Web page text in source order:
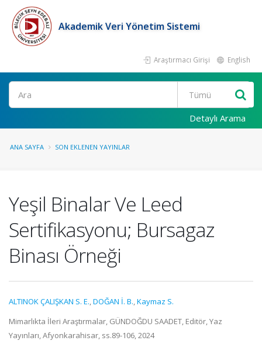
Akademik Veri Yönetim Sistemi
Araştırmacı Girişi English
Ara
Detaylı Arama
ANA SAYFA SON EKLENEN YAYINLAR
Yeşil Binalar Ve Leed
Sertifikasyonu; Bursagaz
Binası Örneği
ALTINOK ÇALIŞKAN S. E.,DOĞAN İ. B.,Kaymaz S.
Mimarlıkta İleri Araştırmalar, GÜNDOĞDU SAADET, Editör, Yaz
Yayınları, Afyonkarahisar, ss.89-106, 2024